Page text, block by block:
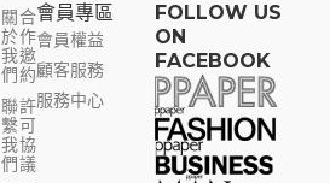
關
於
我
們
聯
繫
我
們
合
作
邀
約
許
可
協
議
會員專區​
會員權益
顧客服務
服務中心
FOLLOW US
ON
FACEBOOK